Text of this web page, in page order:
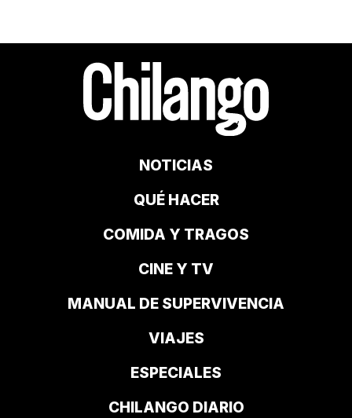
NOTICIAS
QUÉ HACER
COMIDA Y TRAGOS
CINE Y TV
MANUAL DE SUPERVIVENCIA
VIAJES
ESPECIALES
CHILANGO DIARIO